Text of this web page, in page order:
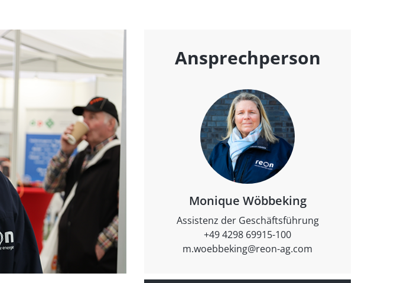
Ansprechperson
Monique Wöbbeking
Assistenz der Geschäftsführung
+49 4298 69915-100
m.woebbeking@reon-ag.com